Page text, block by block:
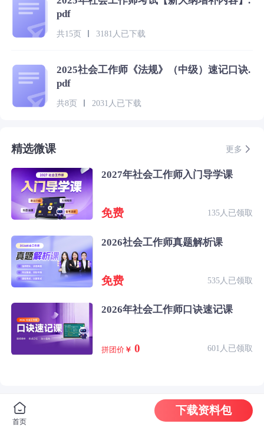
pdf
共15页 3181人已下载
2025社会工作师《法规》（中级）速记口诀.
pdf
共8页 2031人已下载
精选微课 更多
2027年社会工作师入门导学课
免费 135人已领取
2026社会工作师真题解析课
免费 535人已领取
2026年社会工作师口诀速记课
拼团价 ￥ 0 601人已领取
首页
下载资料包